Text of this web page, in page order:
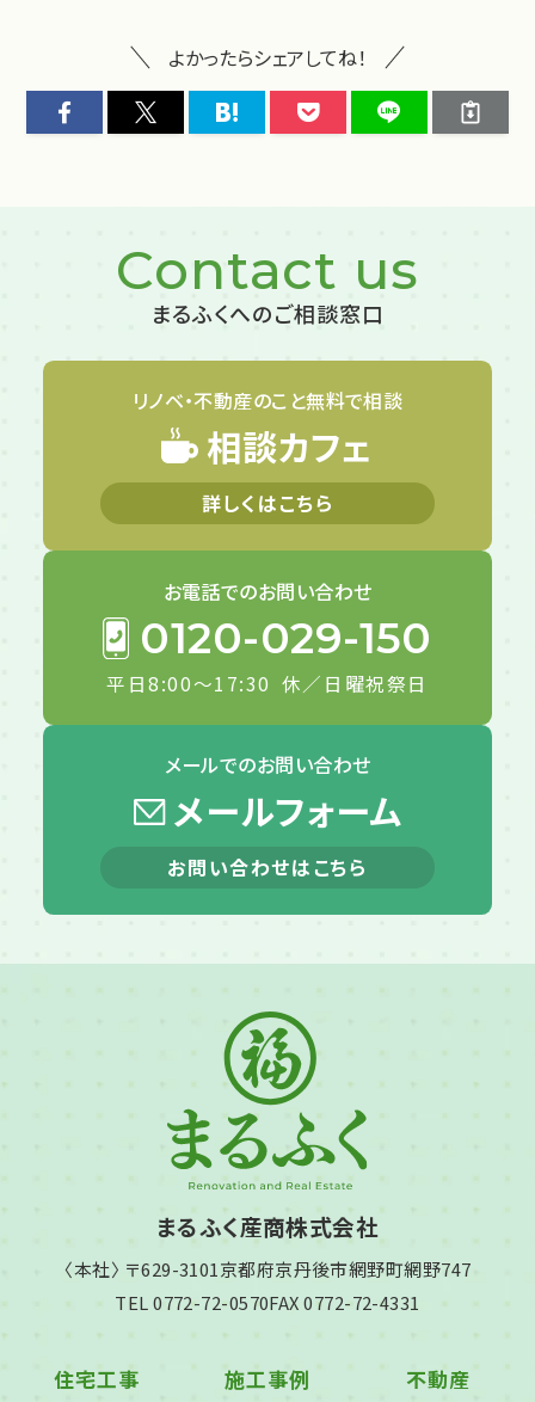
よかったらシェアしてね！
Contact us
まるふくへのご相談窓口
リノベ・不動産のこと無料で相談
相談カフェ
詳しくはこちら
お電話でのお問い合わせ
0120-029-150
平日8:00～17:30 休／日曜祝祭日
メールでのお問い合わせ
メールフォーム
お問い合わせはこちら
まるふく産商株式会社
〈本社〉 〒629-3101京都府京丹後市網野町網野747
TEL 0772-72-0570FAX 0772-72-4331
住宅工事 施工事例 不動産